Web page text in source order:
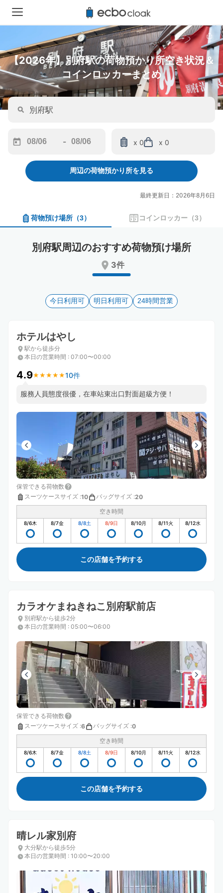
【2026年】別府駅の荷物預かり所空き状況＆
コインロッカーまとめ
forward
interact
calendar
and
date.
the
keyboard
shortcuts
for
changing
dates.
-
backward
to
interact
calendar
and
a
date.
mark
key
keyboard
for
changing
dates.
x 0 x 0
周辺の荷物預かり所を見る
最終更新日：2026年8月6日
荷物預け場所 （3） コインロッカー （3）
別府駅周辺のおすすめ荷物預け場所
3件
今日利用可 明日利用可 24時間営業
ホテルはやし
駅から徒歩分
本日の営業時間 : 07:00〜00:00
4.9★ ★ ★ ★ ★
★ ★ ★ ★ ★10件
服務人員態度很優，在車站東出口對面超級方便！
保管できる荷物数
スーツケースサイズ :10 バッグサイズ :20
空き時間
8/6木 8/7金 8/8土 8/9日 8/10月 8/11火 8/12水
この店舗を予約する
カラオケまねきねこ別府駅前店
別府駅から徒歩2分
本日の営業時間 : 05:00〜06:00
保管できる荷物数
スーツケースサイズ :6 バッグサイズ :0
空き時間
8/6木 8/7金 8/8土 8/9日 8/10月 8/11火 8/12水
この店舗を予約する
晴レル家別府
大分駅から徒歩5分
本日の営業時間 : 10:00〜20:00